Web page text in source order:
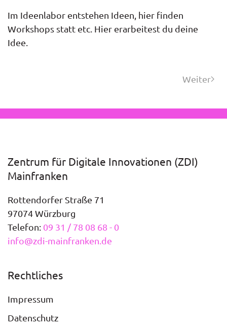
Im Ideenlabor entstehen Ideen, hier finden
Workshops statt etc. Hier erarbeitest du deine
Idee.
Weiter
Zentrum für Digitale Innovationen (ZDI)
Mainfranken
Rottendorfer Straße 71
97074 Würzburg
Telefon: 09 31 / 78 08 68 - 0
info@zdi-mainfranken.de
Rechtliches
Impressum
Datenschutz